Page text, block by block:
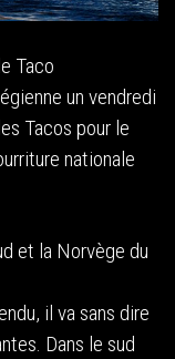
Taco
un vendredi
Tacos pour le
nationale
et la Norvège du
il va sans dire
Dans le sud